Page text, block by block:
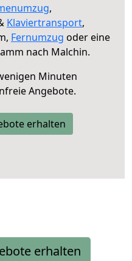
,
Klaviertransport,
Fernumzug oder eine
nach Malchin.
Minuten
Angebote.
erhalten
erhalten